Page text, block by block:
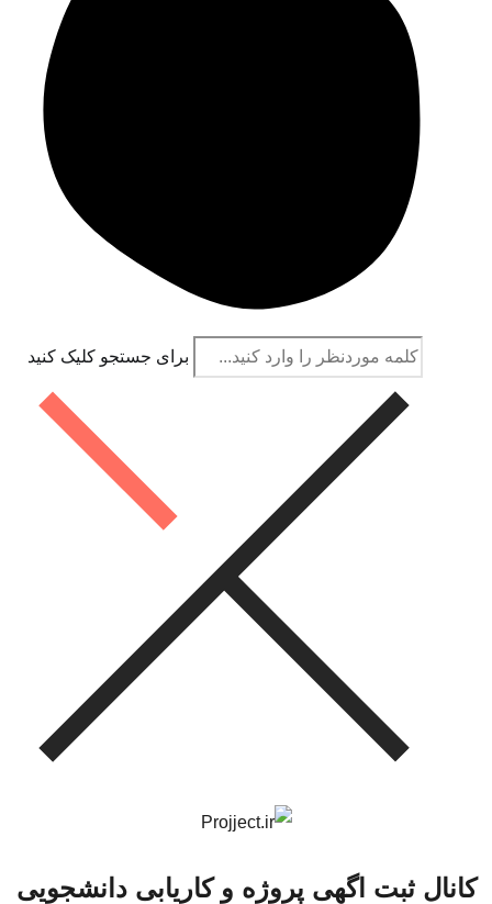
برای جستجو کلیک کنید
کانال ثبت اگهی پروژه و کاریابی دانشجویی